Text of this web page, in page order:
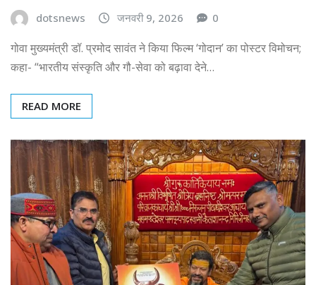
dotsnews जनवरी 9, 2026 0
गोवा मुख्यमंत्री डॉ. प्रमोद सावंत ने किया फिल्म ‘गोदान’ का पोस्टर विमोचन;
कहा- “भारतीय संस्कृति और गौ-सेवा को बढ़ावा देने…
READ MORE